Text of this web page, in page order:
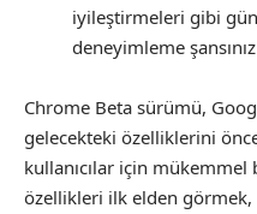
iyileştirmeleri gibi
deneyimleme
Chrome Beta sürümü,
gelecekteki özelliklerini
kullanıcılar için mükemmel
özellikleri ilk elden